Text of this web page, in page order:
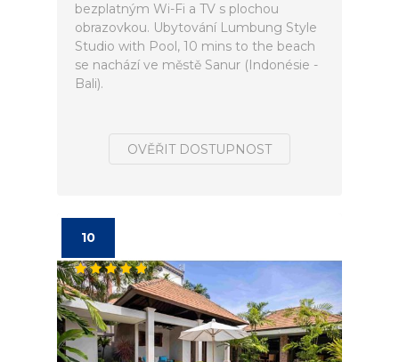
bezplatným Wi-Fi a TV s plochou
obrazovkou. Ubytování Lumbung Style
Studio with Pool, 10 mins to the beach
se nachází ve městě Sanur (Indonésie -
Bali).
OVĚŘIT DOSTUPNOST
10